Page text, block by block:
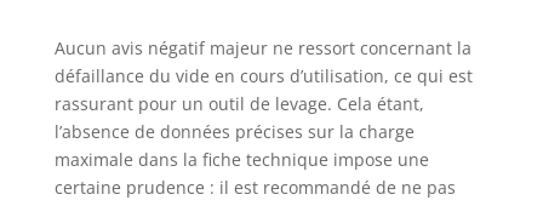
Aucun avis négatif majeur ne ressort concernant la
défaillance du vide en cours d’utilisation, ce qui est
rassurant pour un outil de levage. Cela étant,
l’absence de données précises sur la charge
maximale dans la fiche technique impose une
certaine prudence : il est recommandé de ne pas